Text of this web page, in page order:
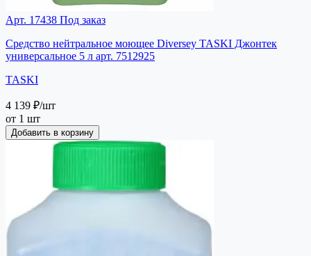
Арт. 17438 Под заказ
Средство нейтральное моющее Diversey TASKI Джонтек
универсальное 5 л арт. 7512925
TASKI
4 139 ₽/шт
от 1 шт
Добавить в корзину